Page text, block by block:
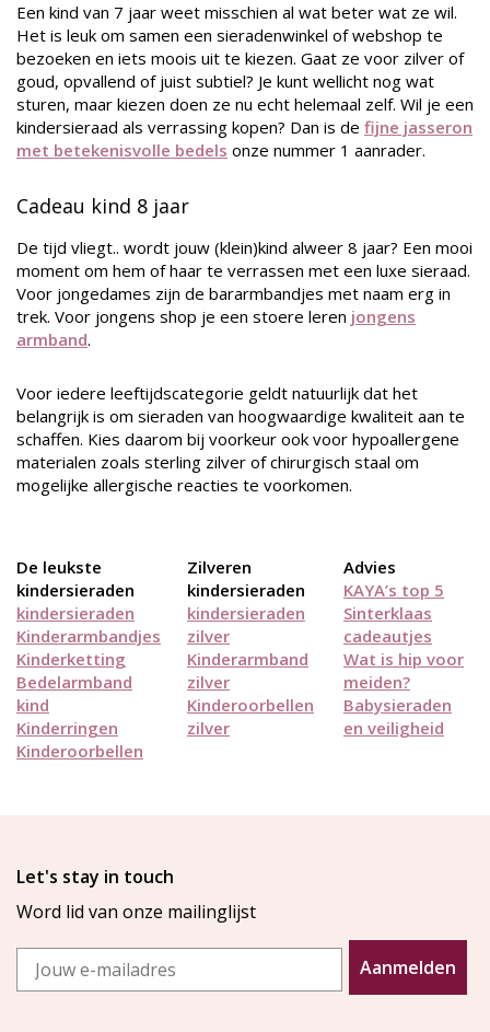
Een kind van 7 jaar weet misschien al wat beter wat ze wil.
Het is leuk om samen een sieradenwinkel of webshop te
bezoeken en iets moois uit te kiezen. Gaat ze voor zilver of
goud, opvallend of juist subtiel? Je kunt wellicht nog wat
sturen, maar kiezen doen ze nu echt helemaal zelf. Wil je een
kindersieraad als verrassing kopen? Dan is de fijne jasseron
met betekenisvolle bedels onze nummer 1 aanrader.
Cadeau kind 8 jaar
De tijd vliegt.. wordt jouw (klein)kind alweer 8 jaar? Een mooi
moment om hem of haar te verrassen met een luxe sieraad.
Voor jongedames zijn de bararmbandjes met naam erg in
trek. Voor jongens shop je een stoere leren jongens
armband.
Voor iedere leeftijdscategorie geldt natuurlijk dat het
belangrijk is om sieraden van hoogwaardige kwaliteit aan te
schaffen. Kies daarom bij voorkeur ook voor hypoallergene
materialen zoals sterling zilver of chirurgisch staal om
mogelijke allergische reacties te voorkomen.
De leukste
kindersieraden
kindersieraden
Kinderarmbandjes
Kinderketting
Bedelarmband
kind
Kinderringen
Kinderoorbellen
Zilveren
kindersieraden
kindersieraden
zilver
Kinderarmband
zilver
Kinderoorbellen
zilver
Advies
KAYA’s top 5
Sinterklaas
cadeautjes
Wat is hip voor
meiden?
Babysieraden
en veiligheid
Let's stay in touch
Word lid van onze mailinglijst
Email
Aanmelden